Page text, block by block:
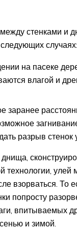
стенками и
случаях:
на пасеке
влагой и
заранее
разрыв стенок
технологии, улей
взорваться. То
попросту
впитываемых
и зимой.